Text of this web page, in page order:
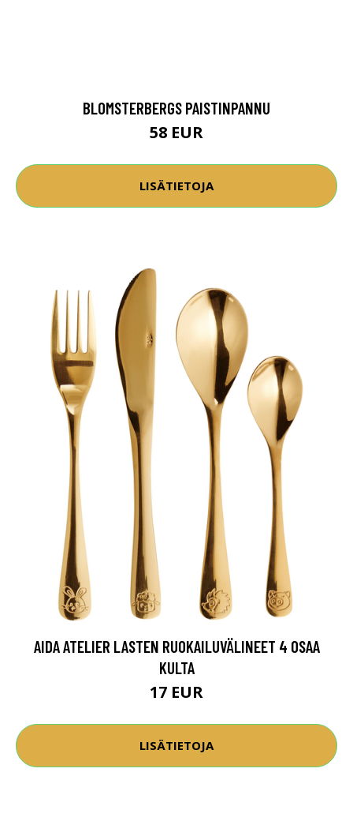
BLOMSTERBERGS PAISTINPANNU
58 EUR
LISÄTIETOJA
AIDA ATELIER LASTEN RUOKAILUVÄLINEET 4 OSAA
KULTA
17 EUR
LISÄTIETOJA